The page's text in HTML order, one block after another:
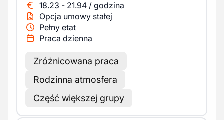
18.23 - 21.94 / godzina
Opcja umowy stałej
Pełny etat
Praca dzienna
Zróżnicowana praca
Rodzinna atmosfera
Część większej grupy